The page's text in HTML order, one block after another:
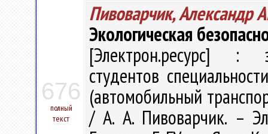
676
полный
текст
Пивоварчик, Александр
Экологическая
[Электрон.ресурс] :
студентов
(автомобильный
/ А. А. Пивоварчик. –